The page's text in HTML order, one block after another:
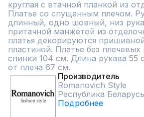
круглая с втачной планкой из
Платье со спущенным плечом.
длинный, одно шовный, низ
притачной манжетой из
платья декорируются
пластиной. Платье без
спинки 104 см. Длина рукава 55
от плеча 67 см.
Производитель
Romanovich Style
Республика Беларусь
Подробнее